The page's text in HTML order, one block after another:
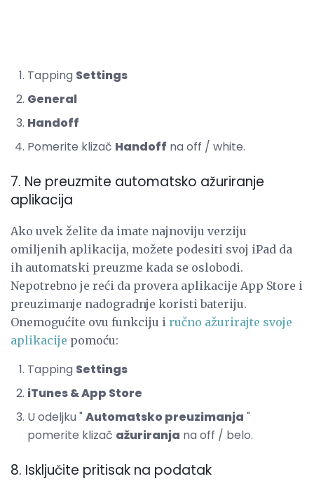
Tapping Settings
General
Handoff
Pomerite klizač Handoff na off / white.
7. Ne preuzmite automatsko ažuriranje
aplikacija
Ako uvek želite da imate najnoviju verziju
omiljenih aplikacija, možete podesiti svoj iPad da
ih automatski preuzme kada se oslobodi.
Nepotrebno je reći da provera aplikacije App Store i
preuzimanje nadogradnje koristi bateriju.
Onemogućite ovu funkciju i ručno ažurirajte svoje
aplikacije pomoću:
Tapping Settings
iTunes & App Store
U odeljku " Automatsko preuzimanja "
pomerite klizač ažuriranja na off / belo.
8. Isključite pritisak na podatak